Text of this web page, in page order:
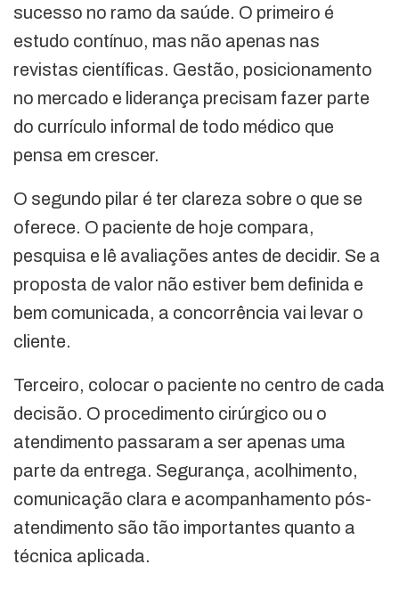
sucesso no ramo da saúde. O primeiro é
estudo contínuo, mas não apenas nas
revistas científicas. Gestão, posicionamento
no mercado e liderança precisam fazer parte
do currículo informal de todo médico que
pensa em crescer.
O segundo pilar é ter clareza sobre o que se
oferece. O paciente de hoje compara,
pesquisa e lê avaliações antes de decidir. Se a
proposta de valor não estiver bem definida e
bem comunicada, a concorrência vai levar o
cliente.
Terceiro, colocar o paciente no centro de cada
decisão. O procedimento cirúrgico ou o
atendimento passaram a ser apenas uma
parte da entrega. Segurança, acolhimento,
comunicação clara e acompanhamento pós-
atendimento são tão importantes quanto a
técnica aplicada.